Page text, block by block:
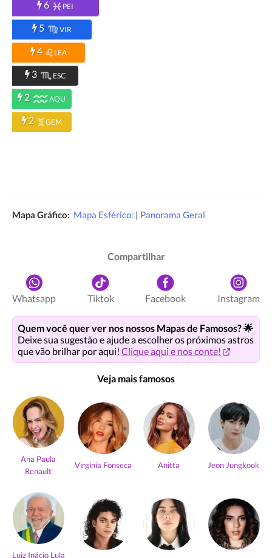
6 PEI
5 VIR
4 LEA
3 ESC
2 AQU
2 GEM
Mapa Gráfico: Mapa Esférico: | Panorama Geral
Compartilhar
Whatsapp Tiktok Facebook Instagram
Quem você quer ver nos nossos Mapas de Famosos? 🌟
Deixe sua sugestão e ajude a escolher os próximos astros
que vão brilhar por aqui! Clique aqui e nos conte!
Veja mais famosos
Ana Paula
Renault
Virgínia Fonseca Anitta Jeon Jungkook
Luiz Inácio Lula